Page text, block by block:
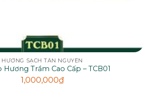
HƯƠNG SẠCH TÂN NGUYÊN
Trầm Cao Cấp – TCB01
1,000,000₫